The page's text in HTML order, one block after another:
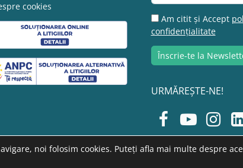
cookies
Am citit și Accept
confidențialitate
URMĂREȘTE-NE!
noi folosim cookies. Puteți afla mai multe despre